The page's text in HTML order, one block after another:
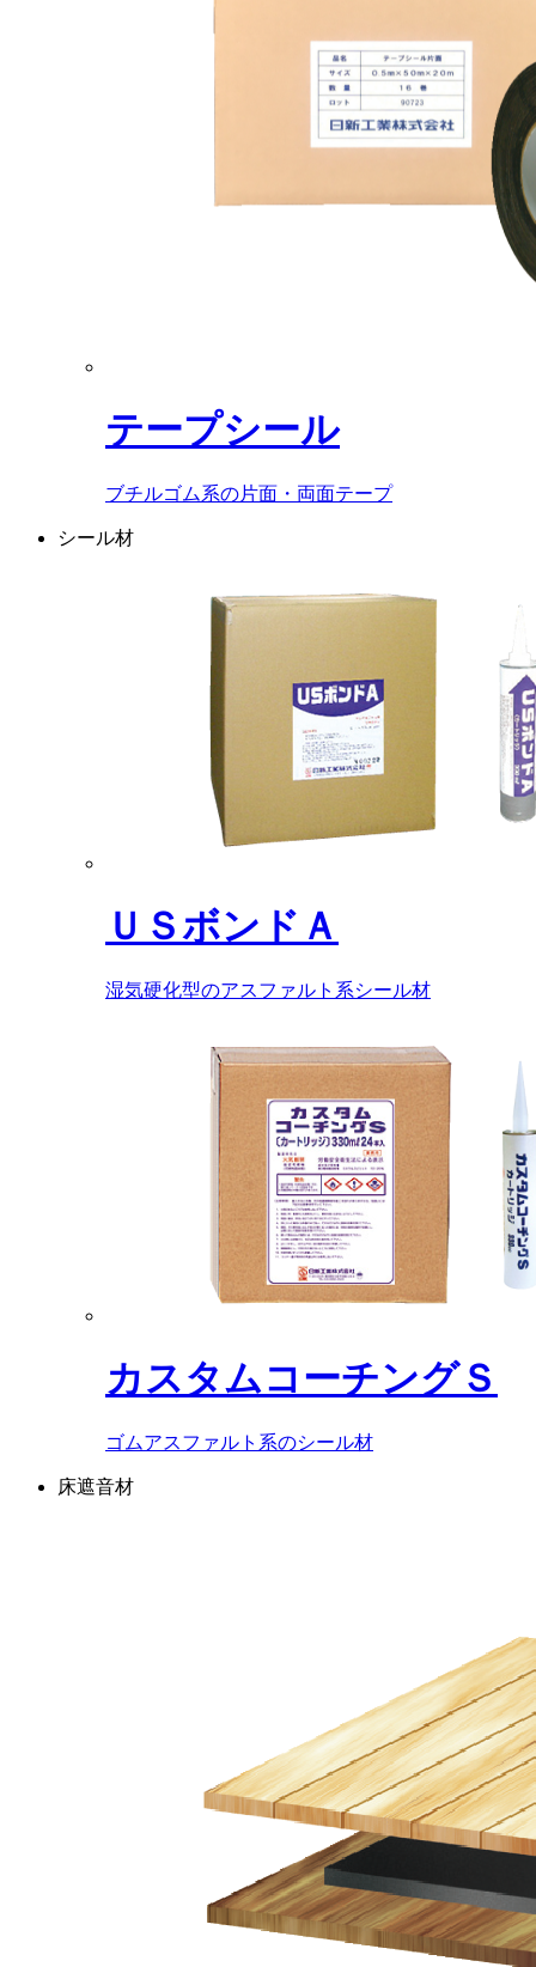
テープシール
ブチルゴム系の片面・両面テープ
シール材
ＵＳボンドＡ
湿気硬化型のアスファルト系シール材
カスタムコーチングＳ
ゴムアスファルト系のシール材
床遮音材